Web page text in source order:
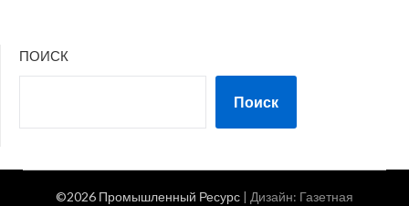
ПОИСК
Поиск
©2026 Промышленный Ресурс | Дизайн: Газетная